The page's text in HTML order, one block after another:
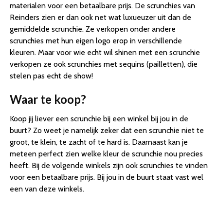
materialen voor een betaalbare prijs. De scrunchies van
Reinders zien er dan ook net wat luxueuzer uit dan de
gemiddelde scrunchie. Ze verkopen onder andere
scrunchies met hun eigen logo erop in verschillende
kleuren. Maar voor wie echt wil shinen met een scrunchie
verkopen ze ook scrunchies met sequins (pailletten), die
stelen pas echt de show!
Waar te koop?
Koop jij liever een scrunchie bij een winkel bij jou in de
buurt? Zo weet je namelijk zeker dat een scrunchie niet te
groot, te klein, te zacht of te hard is. Daarnaast kan je
meteen perfect zien welke kleur de scrunchie nou precies
heeft. Bij de volgende winkels zijn ook scrunchies te vinden
voor een betaalbare prijs. Bij jou in de buurt staat vast wel
een van deze winkels.